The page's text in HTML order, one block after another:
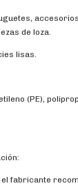
de loza.
lisas.
(PE),
fabricante